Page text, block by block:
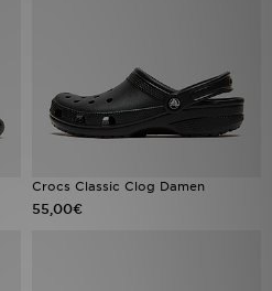
Crocs Classic Clog Damen
55,00€